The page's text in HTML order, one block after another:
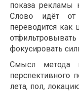
показа рекламы
Слово идёт от
переводится как
фокусировать
Смысл метода
перспективного
лета, пол,